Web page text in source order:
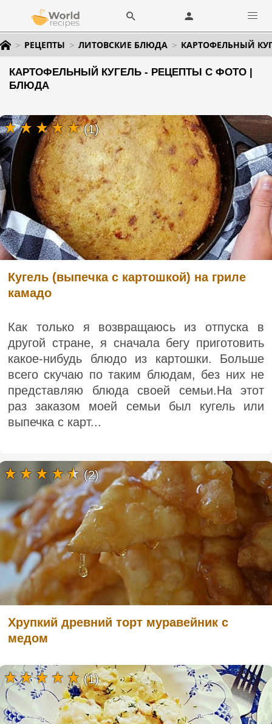
РЕЦЕПТЫ ЛИТОВСКИЕ БЛЮДА КАРТОФЕЛЬНЫЙ
КАРТОФЕЛЬНЫЙ КУГЕЛЬ - РЕЦЕПТЫ С ФОТО |
БЛЮДА
Кугель (выпечка с картошкой) на гриле
камадо
Как только я возвращаюсь из отпуска в
другой стране, я сначала бегу приготовить
какое-нибудь блюдо из картошки. Больше
всего скучаю по таким блюдам, без них не
представляю блюда своей семьи.На этот
раз заказом моей семьи был кугель или
выпечка с карт...
(1)
Хрупкий древний торт муравейник с
медом
(2)
(1)